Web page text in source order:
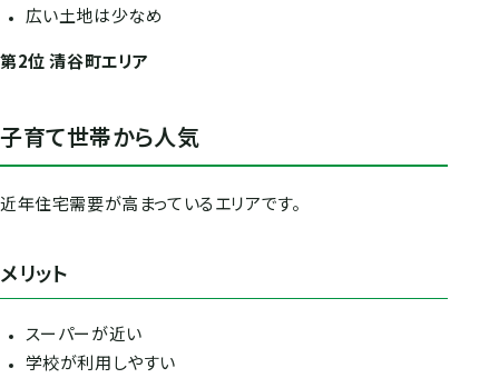
広い土地は少なめ
第2位 清谷町エリア
子育て世帯から人気
近年住宅需要が高まっているエリアです。
メリット
スーパーが近い
学校が利用しやすい